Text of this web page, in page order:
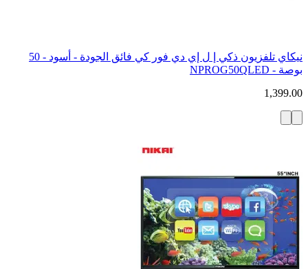
نيكاي تلفزيون ذكي إ ل إي دي فور كي فائق الجودة - أسود - 50
بوصة - NPROG50QLED
1,399.00